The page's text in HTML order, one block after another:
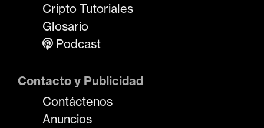
Cripto Tutoriales
Glosario
Podcast
Contacto y Publicidad
Contáctenos
Anuncios